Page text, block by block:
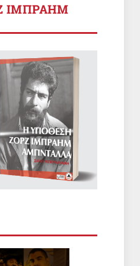
ΙΜΠΡΑΗΜ